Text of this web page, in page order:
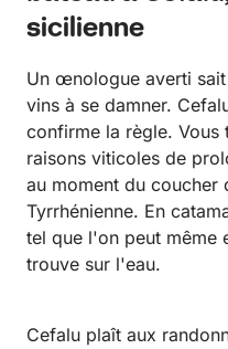
sicilienne
Un œnologue averti
vins à se damner.
confirme la règle.
raisons viticoles de
au moment du coucher
Tyrrhénienne. En
tel que l'on peut même
trouve sur l'eau.
Cefalu plaît aux